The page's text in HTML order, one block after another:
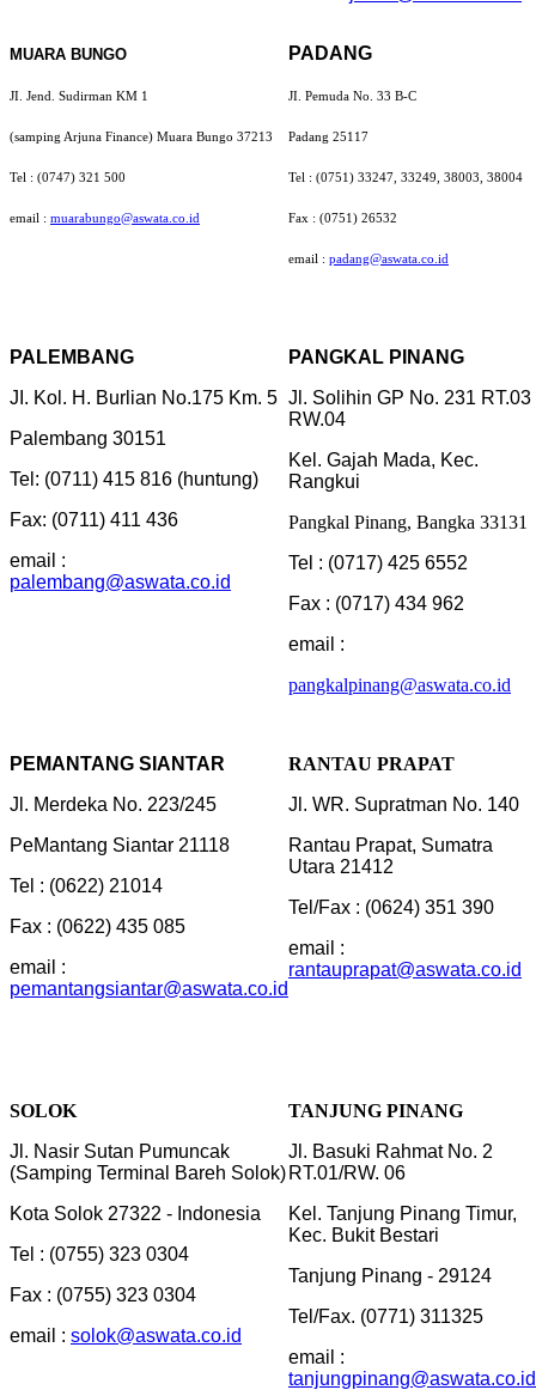
MUARA BUNGO
JI. Jend. Sudirman KM 1
(samping Arjuna Finance) Muara Bungo 37213
Tel : (0747) 321 500
email : muarabungo@aswata.co.id
PADANG
JI. Pemuda No. 33 B-C
Padang 25117
Tel : (0751) 33247, 33249, 38003, 38004
Fax : (0751) 26532
email : padang@aswata.co.id
PALEMBANG
JI. Kol. H. Burlian No.175 Km. 5
Palembang 30151
Tel: (0711) 415 816 (huntung)
Fax: (0711) 411 436
email :
palembang@aswata.co.id
PANGKAL PINANG
Jl. Solihin GP No. 231 RT.03
RW.04
Kel. Gajah Mada, Kec.
Rangkui
Pangkal Pinang, Bangka 33131
Tel : (0717) 425 6552
Fax : (0717) 434 962
email :
pangkalpinang@aswata.co.id
PEMANTANG SIANTAR
Jl. Merdeka No. 223/245
PeMantang Siantar 21118
Tel : (0622) 21014
Fax : (0622) 435 085
email :
pemantangsiantar@aswata.co.id
RANTAU PRAPAT
Jl. WR. Supratman No. 140
Rantau Prapat, Sumatra
Utara 21412
Tel/Fax : (0624) 351 390
email :
rantauprapat@aswata.co.id
SOLOK
Jl. Nasir Sutan Pumuncak
(Samping Terminal Bareh Solok)
Kota Solok 27322 - Indonesia
Tel : (0755) 323 0304
Fax : (0755) 323 0304
email : solok@aswata.co.id
TANJUNG PINANG
Jl. Basuki Rahmat No. 2
RT.01/RW. 06
Kel. Tanjung Pinang Timur,
Kec. Bukit Bestari
Tanjung Pinang - 29124
Tel/Fax. (0771) 311325
email :
tanjungpinang@aswata.co.id